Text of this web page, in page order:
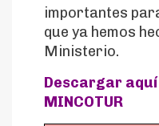
importantes
que ya hemos
Ministerio.
Descargar
MINCOTUR